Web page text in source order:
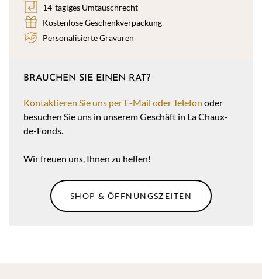
14-tägiges Umtauschrecht
Kostenlose Geschenkverpackung
Personalisierte Gravuren
BRAUCHEN SIE EINEN RAT?
Kontaktieren Sie uns per E-Mail oder Telefon oder
besuchen Sie uns in unserem Geschäft in La Chaux-
de-Fonds.
Wir freuen uns, Ihnen zu helfen!
SHOP & ÖFFNUNGSZEITEN